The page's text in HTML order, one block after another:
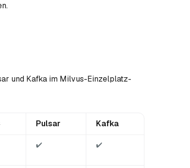
und Kafka im Milvus-Einzelplatz-
Pulsar Kafka
✔️ ✔️